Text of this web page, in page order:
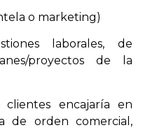
o marketing)
laborales, de
proyectos de la
encajaría en
de orden comercial,